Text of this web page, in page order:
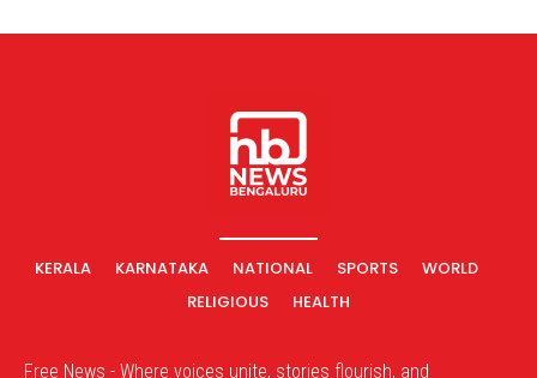
KERALA KARNATAKA NATIONAL SPORTS
WORLD
RELIGIOUS
HEALTH
Free News - Where voices unite, stories flourish, and